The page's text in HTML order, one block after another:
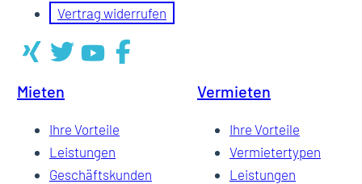
Vertrag widerrufen
Mieten
Ihre Vorteile
Leistungen
Geschäftskunden
Vermieten
Ihre Vorteile
Vermietertypen
Leistungen